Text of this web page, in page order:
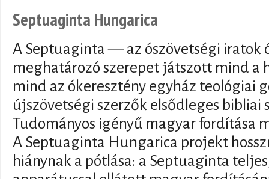
Septuaginta Hungarica
A Septuaginta — az ószövetségi
meghatározó szerepet játszott mind a
mind az ókeresztény egyház teológiai
újszövetségi szerzők elsődleges bibliai
Tudományos igényű magyar fordítása
A Septuaginta Hungarica projekt
hiánynak a pótlása: a Septuaginta